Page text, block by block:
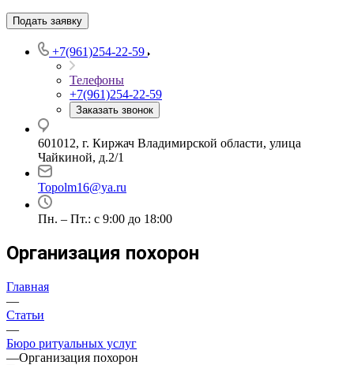
Подать заявку
+7(961)254-22-59
Телефоны
+7(961)254-22-59
Заказать звонок
601012, г. Киржач Владимирской области, улица
Чайкиной, д.2/1
Topolm16@ya.ru
Пн. – Пт.: с 9:00 до 18:00
Организация похорон
Главная
—
Статьи
—
Бюро ритуальных услуг
—Организация похорон